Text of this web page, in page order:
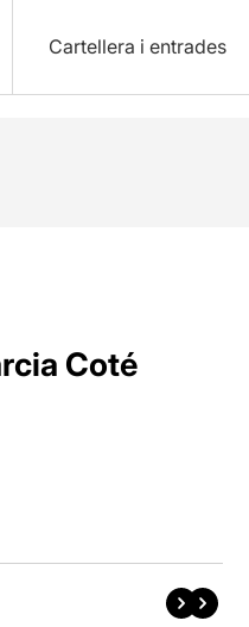
Cartellera i entrades
Coté